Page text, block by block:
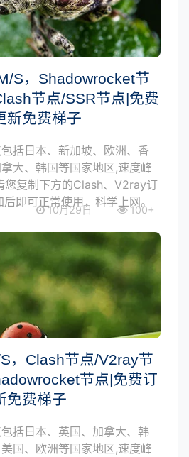
S，Shadowrocket节
节点/SSR节点|免费
新免费梯子
括日本、新加坡、欧洲、香
大、韩国等国家地区,速度峰
复制下方的Clash、V2ray订
即可正常使用，科学上网。
10月29日 100+
，Clash节点/V2ray节
节点|免费订
免费梯子
括日本、英国、加拿大、韩
国、欧洲等国家地区,速度峰